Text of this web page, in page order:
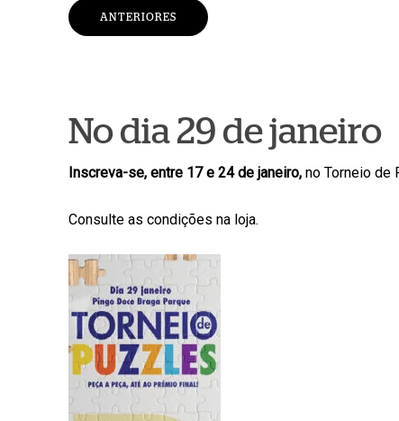
ANTERIORES
No dia 29 de janeiro
Inscreva-se, entre 17 e 24 de janeiro,no Torneio de
Consulte as condições na loja.